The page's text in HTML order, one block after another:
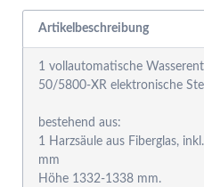
Artikelbeschreibung
1 vollautomatische
50/5800-XR elektronische
bestehend aus:
1 Harzsäule aus Fiberglas,
mm
Höhe 1332-1338 mm.